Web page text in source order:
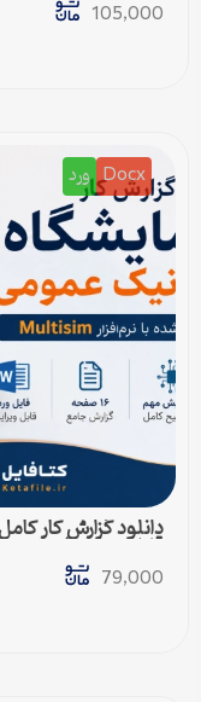
105,000
Docx ورد
دانلود گزارش کار
قابل ویرایش)
79,000